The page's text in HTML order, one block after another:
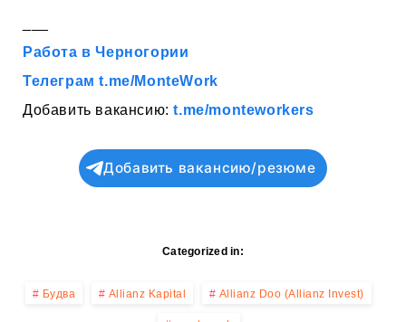
Работа в Черногории
Телеграм t.me/MonteWork
Добавить вакансию:t.me/monteworkers
Добавить вакансию/резюме
Categorized in:
Будва Allianz Kapital Allianz Doo (Allianz Invest)